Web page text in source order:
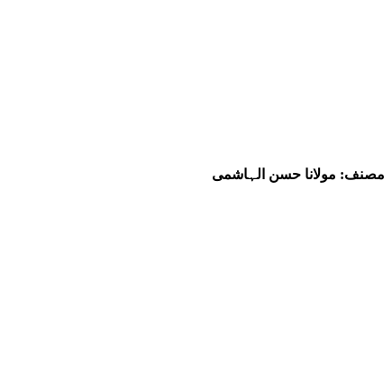
مصنف: مولانا حسن الہاشمی